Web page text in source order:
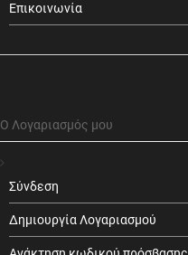
Επικοινωνία
Ο Λογαριασμός μου
Σύνδεση
Δημιουργία Λογαριασμού